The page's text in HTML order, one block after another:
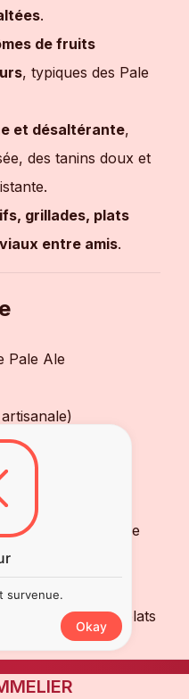
.
de fruits
, typiques des Pale
et désaltérante,
des tanins doux et
grillades, plats
entre amis.
Pale Ale
notes
amertume
grillades, plats
survenue.
Okay